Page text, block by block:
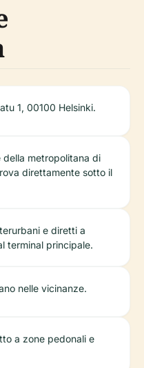
1, 00100 Helsinki.
della metropolitana di
direttamente sotto il
e diretti a
terminal principale.
nelle vicinanze.
a zone pedonali e